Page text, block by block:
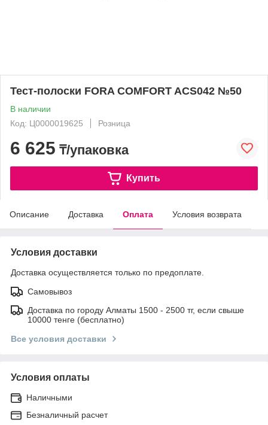
Тест-полоски FORA COMFORT ACS042 №50
В наличии
Код: Ц0000019625
Розница
6 625 ₸/упаковка
Купить
Описание Доставка Оплата Условия возврата
Условия доставки
Доставка осуществляется только по предоплате.
Самовывоз
Доставка по городу Алматы 1500 - 2500 тг, если свыше
10000 тенге (бесплатно)
Все условия доставки
Условия оплаты
Наличными
Безналичный расчет